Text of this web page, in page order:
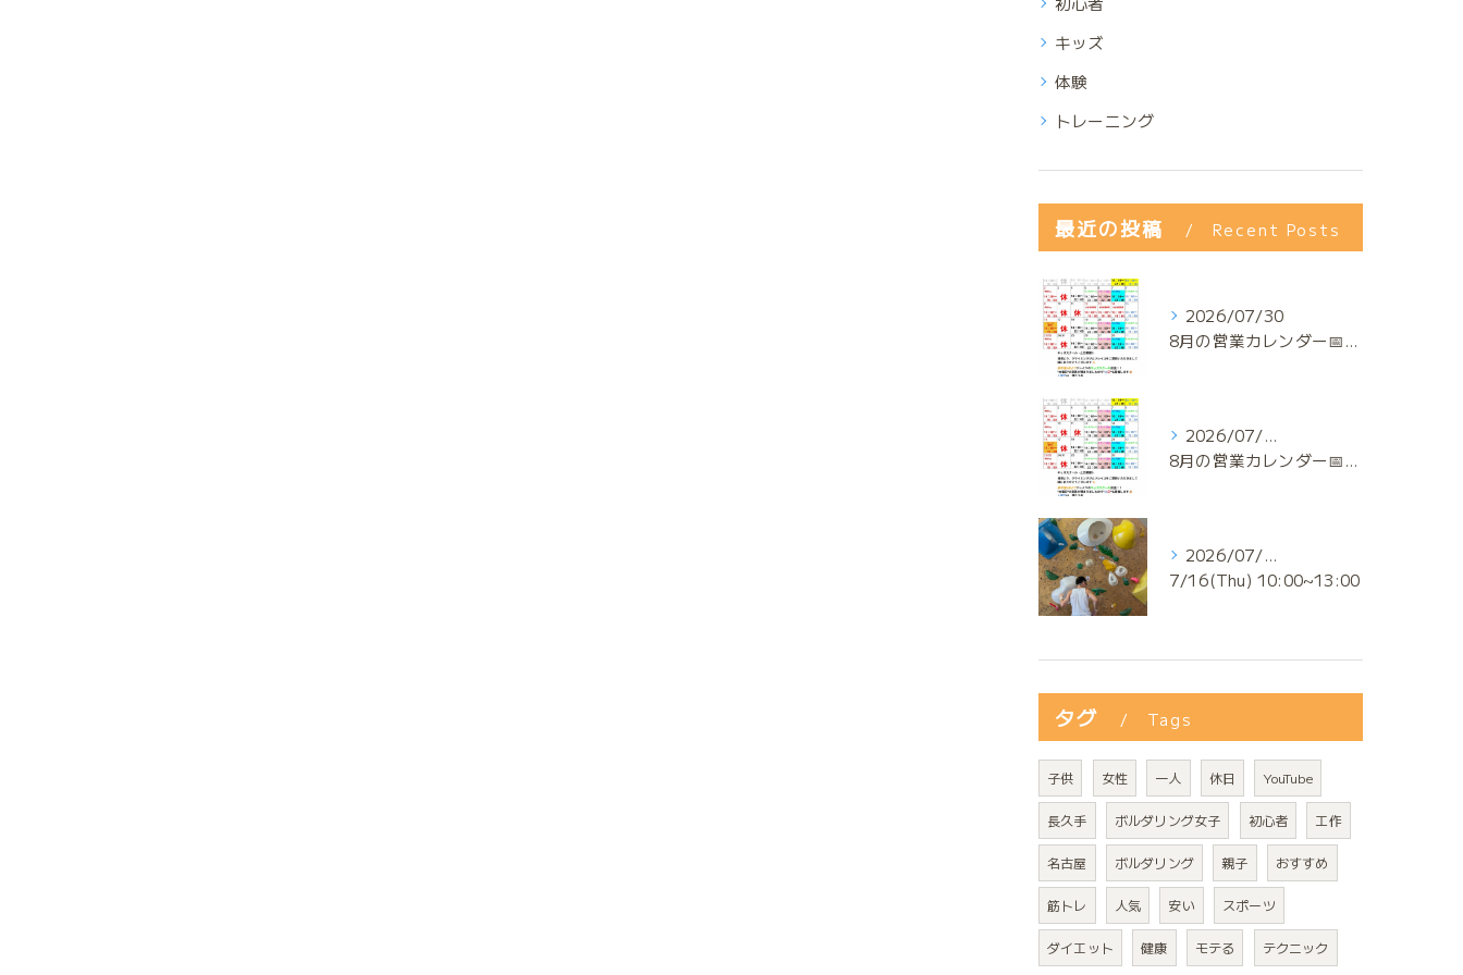
キッズ
体験
トレーニング
最近の投稿 Recent Posts
2026/07/30
8月の営業カレンダー📅でっっっす‼️
2026/07/29
8月の営業カレンダー📅でっっっす‼️
2026/07/17
7/16(Thu) 10:00~13:00
タグ Tags
子供 女性 一人 休日 YouTube
長久手 ボルダリング女子 初心者 工作
名古屋 ボルダリング 親子 おすすめ
筋トレ 人気 安い スポーツ
ダイエット 健康 モテる テクニック